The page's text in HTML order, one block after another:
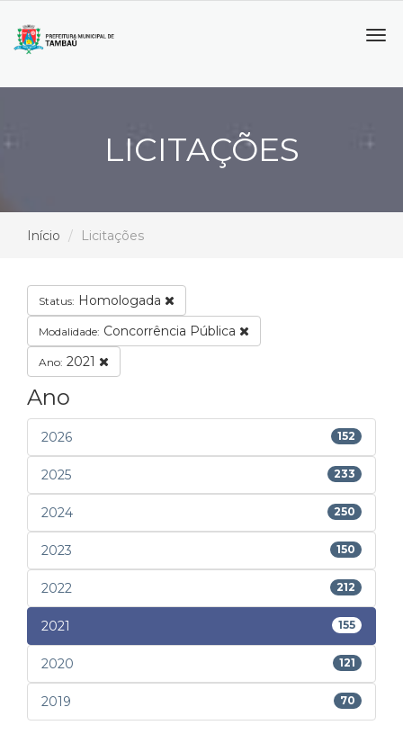
LICITAÇÕES
Início Licitações
Status: Homologada
Modalidade: Concorrência Pública
Ano: 2021
Ano
2026 152
2025 233
2024 250
2023 150
2022 212
2021 155
2020 121
2019 70